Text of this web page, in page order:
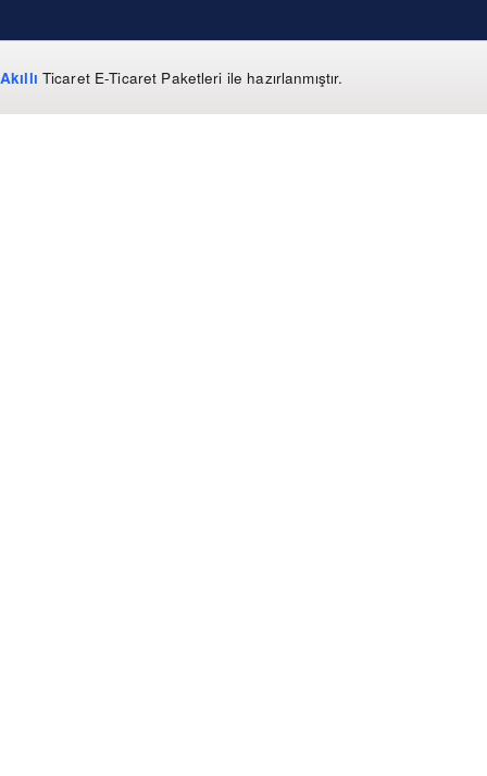
Akıllı Ticaret E-Ticaret Paketleri ile hazırlanmıştır.